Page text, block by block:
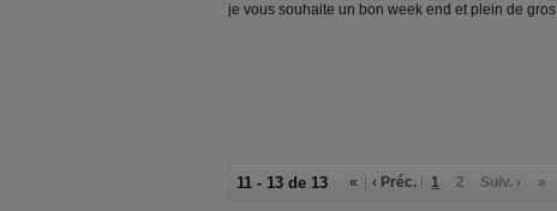
je vous souhaite un bon week end et plein de
11 - 13 de 13 « ‹ Préc. 1 2 Suiv. › »